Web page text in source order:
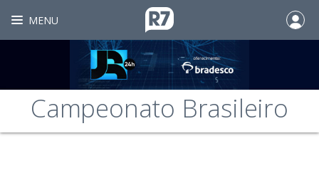
MENU
Campeonato Brasileiro